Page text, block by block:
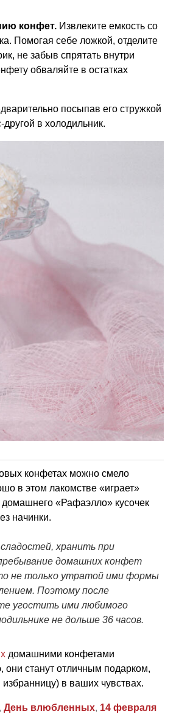
конфет. Извлеките емкость со
Помогая себе ложкой, отделите
не забыв спрятать внутри
обваляйте в остатках
посыпав его стружкой
другой в холодильник.
конфетах можно смело
в этом лакомстве «играет»
«Рафаэлло» кусочек
начинки.
хранить при
домашних конфет
не только утратой ими формы
Поэтому после
угостить ими любимого
не дольше 36 часов.
домашними конфетами
станут отличным подарком,
в ваших чувствах.
, День влюбленных, 14 февраля